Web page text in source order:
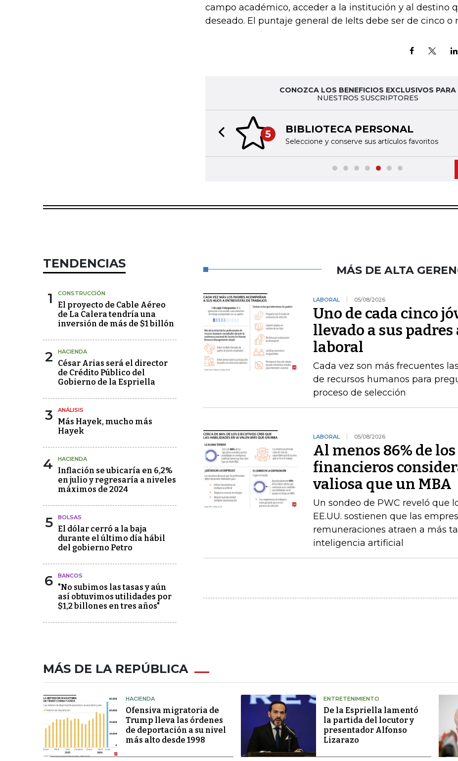
campo académico, acceder a la institución y al destino
deseado. El puntaje general de Ielts debe ser de cinco o
CONOZCA LOS BENEFICIOS EXCLUSIVOS PARA
NUESTROS SUSCRIPTORES
5 BIBLIOTECA PERSONAL
Seleccione y conserve sus artículos favoritos
Previous slide
TENDENCIAS
1 CONSTRUCCIÓN
El proyecto de Cable Aéreo
de La Calera tendría una
inversión de más de $1 billón
2 HACIENDA
César Arias será el director
de Crédito Público del
Gobierno de la Espriella
3 ANÁLISIS
Más Hayek, mucho más
Hayek
4 HACIENDA
Inflación se ubicaría en 6,2%
en julio y regresaría a niveles
máximos de 2024
5 BOLSAS
El dólar cerró a la baja
durante el último día hábil
del gobierno Petro
6 BANCOS
"No subimos las tasas y aún
así obtuvimos utilidades por
$1,2 billones en tres años"
MÁS DE ALTA
LABORAL 05/08/2026
Uno de cada cinco
llevado a sus
laboral
Cada vez son más frecuentes
de recursos humanos para
proceso de selección
LABORAL 05/08/2026
Al menos 86% de
financieros
valiosa que un MBA
Un sondeo de PWC reveló que
EE.UU. sostienen que las
remuneraciones atraen a más
inteligencia artificial
MÁS DE LA REPÚBLICA
HACIENDA
Ofensiva migratoria de
Trump lleva las órdenes
de deportación a su nivel
más alto desde 1998
ENTRETENIMIENTO
De la Espriella lamentó
la partida del locutor y
presentador Alfonso
Lizarazo